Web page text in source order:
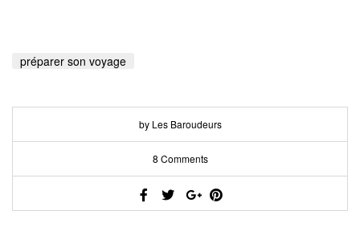
préparer son voyage
by Les Baroudeurs
8 Comments